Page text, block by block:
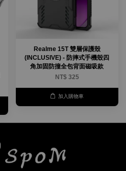
Realme 15T 雙層保護殼
(INCLUSIVE) - 防摔式手機殼四
角加固防撞全包背面磁吸款
NT$ 325
加入購物車